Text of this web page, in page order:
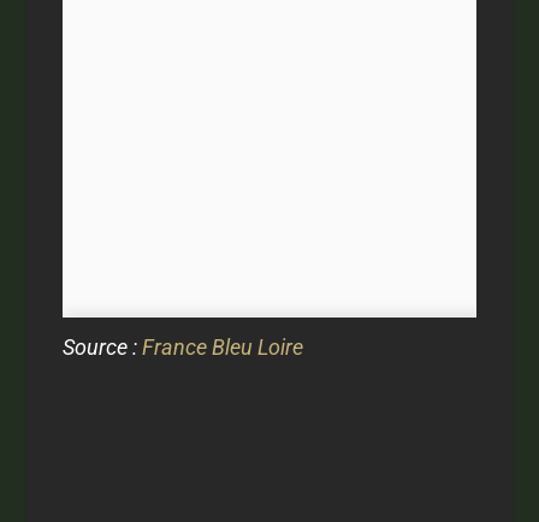
Source :France Bleu Loire